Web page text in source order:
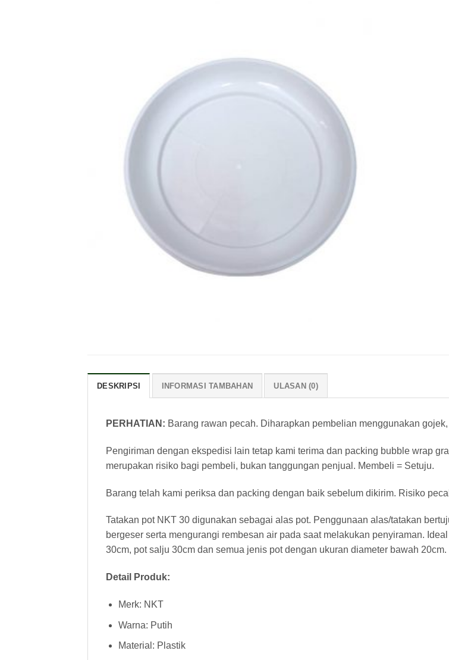
DESKRIPSI INFORMASI TAMBAHAN ULASAN (0)
PERHATIAN: Barang rawan pecah. Diharapkan pembelian menggunakan
Pengiriman dengan ekspedisi lain tetap kami terima dan packing bubble wrap
merupakan risiko bagi pembeli, bukan tanggungan penjual. Membeli = Setuju.
Barang telah kami periksa dan packing dengan baik sebelum dikirim. Risiko
Tatakan pot NKT 30 digunakan sebagai alas pot. Penggunaan alas/tatakan
bergeser serta mengurangi rembesan air pada saat melakukan penyiraman.
30cm, pot salju 30cm dan semua jenis pot dengan ukuran diameter bawah 20cm.
Detail Produk:
Merk: NKT
Warna: Putih
Material: Plastik